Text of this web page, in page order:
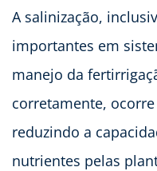
A salinização,
importantes em
manejo da
corretamente,
reduzindo a
nutrientes pelas